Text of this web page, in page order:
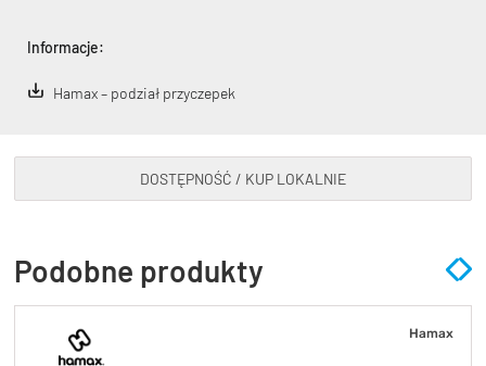
34,90 zł*
Informacje:
Hamax – podział przyczepek
DOSTĘPNOŚĆ / KUP LOKALNIE
Podobne produkty
Hamax